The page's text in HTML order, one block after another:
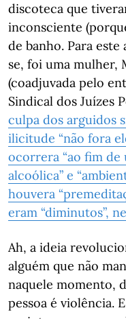
discoteca que
inconsciente
de banho. Para
se, foi uma mulher,
(coadjuvada pelo
Sindical dos Juízes
culpa dos arguidos
ilicitude “não fora
ocorrera “ao fim de
alcoólica” e
houvera
eram “diminutos”,
Ah, a ideia
alguém que não
naquele momento,
pessoa é violência.